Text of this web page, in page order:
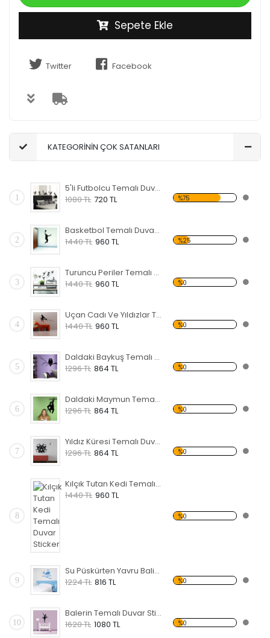
Sepete Ekle
Twitter Facebook
KATEGORİNİN ÇOK SATANLARI
1
5'li Futbolcu Temalı Duvar Sticker
1080 TL 720 TL %75
2
Basketbol Temalı Duvar Sticker
1440 TL 960 TL %25
3
Turuncu Periler Temalı Duvar Sticker
1440 TL 960 TL %0
4
Uçan Cadı Ve Yıldızlar Temalı Duvar Sticker
1440 TL 960 TL %0
5
Daldaki Baykuş Temalı Duvar Sticker
1296 TL 864 TL %0
6
Daldaki Maymun Temalı Duvar Sticker
1296 TL 864 TL %0
7
Yıldız Küresi Temalı Duvar Sticker
1296 TL 864 TL %0
8
Kılçık Tutan Kedi Temalı Duvar Sticker
1440 TL 960 TL
%0
9
Su Püskürten Yavru Balina Temalı Duvar Sticker
1224 TL 816 TL %0
10
Balerin Temalı Duvar Sticker
1620 TL 1080 TL %0